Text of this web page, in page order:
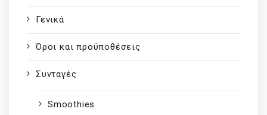
Γενικά
Όροι και προϋποθέσεις
Συνταγές
Smoothies